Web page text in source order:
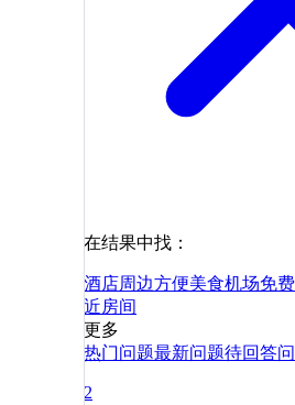
在结果中找：
酒店周边方便美食机场免费
近房间
更多
热门问题最新问题待回答
2